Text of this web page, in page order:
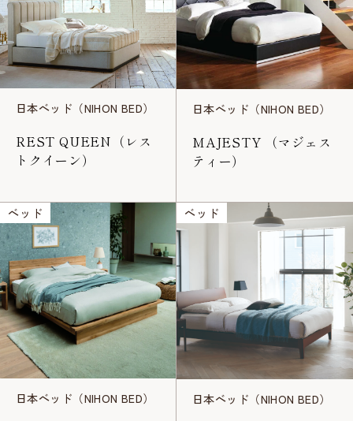
日本ベッド（NIHON BED）
REST QUEEN（レス
トクイーン）
日本ベッド（NIHON BED）
MAJESTY （マジェス
ティー）
ベッド
日本ベッド（NIHON BED）
ベッド
日本ベッド（NIHON BED）